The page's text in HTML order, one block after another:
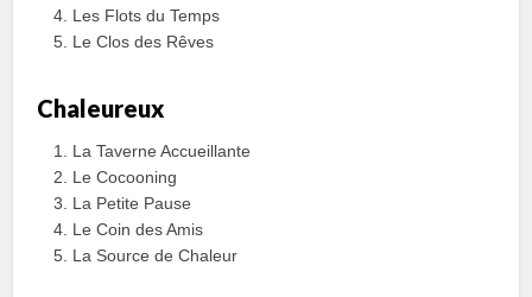
Les Flots du Temps
Le Clos des Rêves
Chaleureux
La Taverne Accueillante
Le Cocooning
La Petite Pause
Le Coin des Amis
La Source de Chaleur